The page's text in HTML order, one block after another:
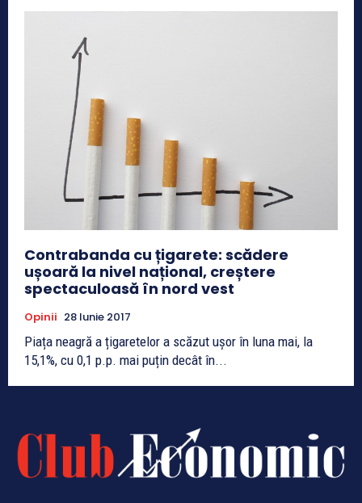
Contrabanda cu țigarete: scădere
ușoară la nivel național, creștere
spectaculoasă în nord vest
Opinii 28 Iunie 2017
Piața neagră a țigaretelor a scăzut ușor în luna mai, la
15,1%, cu 0,1 p.p. mai puțin decât în...